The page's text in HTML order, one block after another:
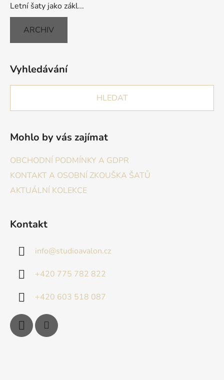
Letní šaty jako zákl...
ARCHIV
Vyhledávání
HLEDAT
Mohlo by vás zajímat
OBCHODNÍ PODMÍNKY A GDPR
KONTAKT A OSOBNÍ ZKOUŠKA ŠATŮ
AKTUÁLNÍ KOLEKCE
Kontakt
info@studioavalon.cz
+420 775 782 822
+420 603 518 087